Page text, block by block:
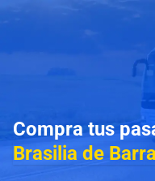
Compra tus
Brasilia de